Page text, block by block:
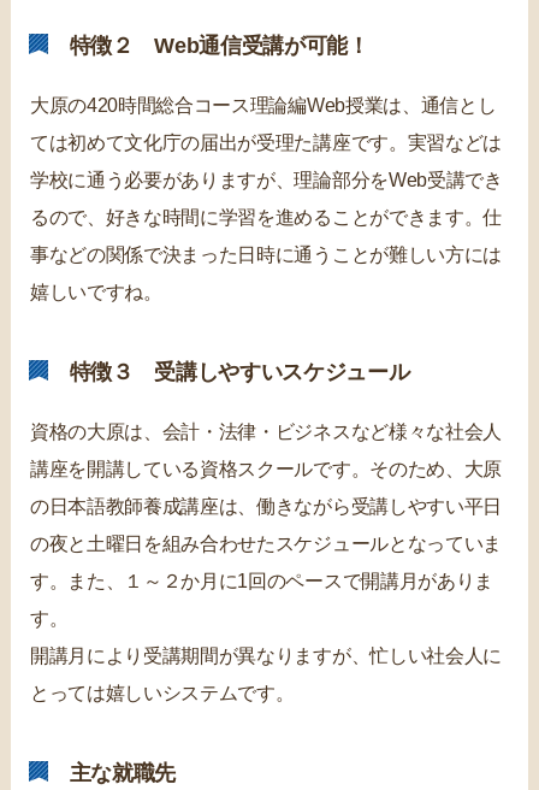
特徴２ Web通信受講が可能！
大原の420時間総合コース理論編Web授業は、通信とし
ては初めて文化庁の届出が受理た講座です。実習などは
学校に通う必要がありますが、理論部分をWeb受講でき
るので、好きな時間に学習を進めることができます。仕
事などの関係で決まった日時に通うことが難しい方には
嬉しいですね。
特徴３ 受講しやすいスケジュール
資格の大原は、会計・法律・ビジネスなど様々な社会人
講座を開講している資格スクールです。そのため、大原
の日本語教師養成講座は、働きながら受講しやすい平日
の夜と土曜日を組み合わせたスケジュールとなっていま
す。また、１～２か月に1回のペースで開講月がありま
す。
開講月により受講期間が異なりますが、忙しい社会人に
とっては嬉しいシステムです。
主な就職先